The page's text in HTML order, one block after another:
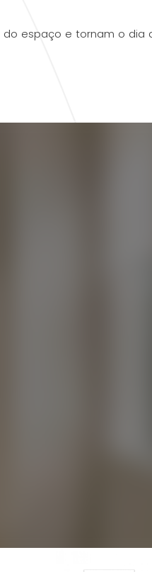
espaço e tornam o dia